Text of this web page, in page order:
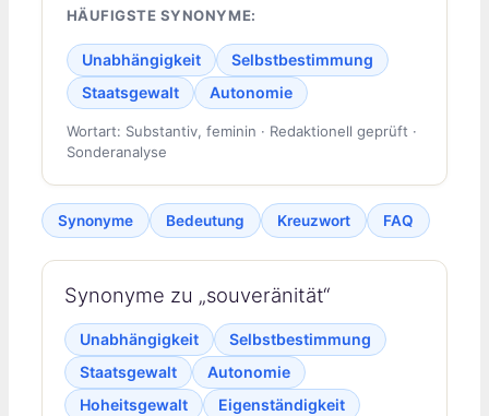
HÄUFIGSTE SYNONYME:
Unabhängigkeit
Selbstbestimmung
Staatsgewalt
Autonomie
Wortart: Substantiv, feminin · Redaktionell geprüft ·
Sonderanalyse
Synonyme Bedeutung Kreuzwort FAQ
Synonyme zu „souveränität“
Unabhängigkeit
Selbstbestimmung
Staatsgewalt
Autonomie
Hoheitsgewalt
Eigenständigkeit